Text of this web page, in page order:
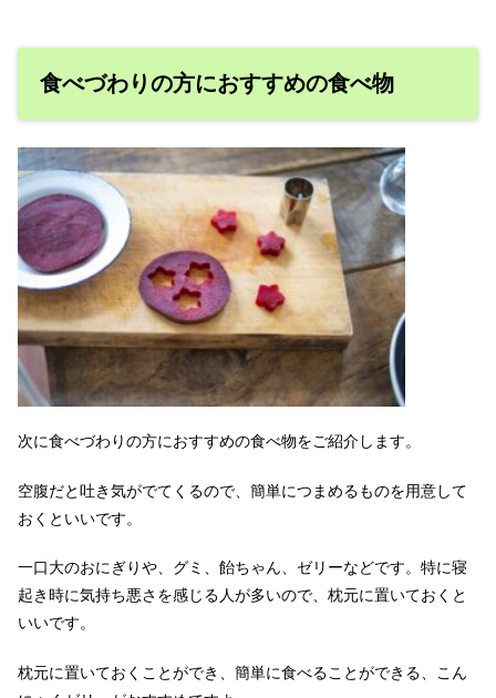
食べづわりの方におすすめの食べ物
次に食べづわりの方におすすめの食べ物をご紹介します。
空腹だと吐き気がでてくるので、簡単につまめるものを用意して
おくといいです。
一口大のおにぎりや、グミ、飴ちゃん、ゼリーなどです。特に寝
起き時に気持ち悪さを感じる人が多いので、枕元に置いておくと
いいです。
枕元に置いておくことができ、簡単に食べることができる、こん